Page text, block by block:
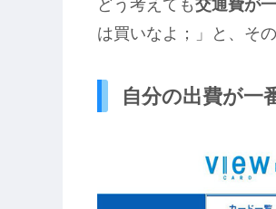
どう考えても交通費が
は買いなよ；」と、そ
自分の出費が一